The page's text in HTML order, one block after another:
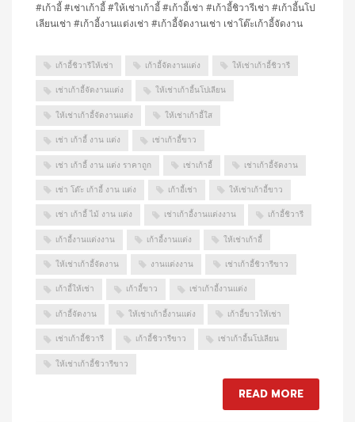
#เก้าอี้ #เช่าเก้าอี้ #ให้เช่าเก้าอี้ #เก้าอี้เช่า #เก้าอี้ชิวารีเช่า #เก้าอี้นโป
เลียนเช่า #เก้าอี้งานแต่งเช่า #เก้าอี้จัดงานเช่า เช่าโต๊ะเก้าอี้จัดงาน
เก้าอี้ชิวารีให้เช่า เก้าอี้จัดงานแต่ง ให้เช่าเก้าอี้ชิวารี
เช่าเก้าอี้จัดงานแต่ง ให้เช่าเก้าอี้นโปเลียน
ให้เช่าเก้าอี้จัดงานแต่ง ให้เช่าเก้าอี้ใส
เช่า เก้าอี้ งาน แต่ง เช่าเก้าอี้ขาว
เช่า เก้าอี้ งาน แต่ง ราคาถูก เช่าเก้าอี้ เช่าเก้าอี้จัดงาน
เช่า โต๊ะ เก้าอี้ งาน แต่ง เก้าอี้เช่า ให้เช่าเก้าอี้ขาว
เช่า เก้าอี้ ไม้ งาน แต่ง เช่าเก้าอี้งานแต่งงาน เก้าอี้ชิวารี
เก้าอี้งานแต่งงาน เก้าอี้งานแต่ง ให้เช่าเก้าอี้
ให้เช่าเก้าอี้จัดงาน งานแต่งงาน เช่าเก้าอี้ชิวารีขาว
เก้าอี้ให้เช่า เก้าอี้ขาว เช่าเก้าอี้งานแต่ง
เก้าอี้จัดงาน ให้เช่าเก้าอี้งานแต่ง เก้าอี้ขาวให้เช่า
เช่าเก้าอี้ชิวารี เก้าอี้ชิวารีขาว เช่าเก้าอี้นโปเลียน
ให้เช่าเก้าอี้ชิวารีขาว
READ MORE